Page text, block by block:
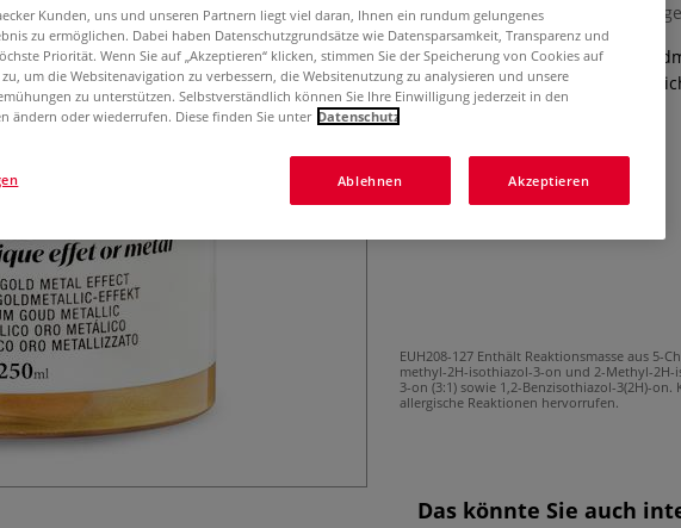
0
Acrylmedium mit intensivem
edle Akzente. Schnelltrocknend,
Dose.
Mehr
EUH208-127 Enthält Reaktionsmasse aus 5-
methyl-2H-isothiazol-3-on und 2-Methyl-2H-
3-on (3:1) sowie 1,2-Benzisothiazol-3(2H)-on.
allergische Reaktionen hervorrufen.
Das könnte Sie auch
Kunden, uns und unseren Partnern liegt viel daran, Ihnen ein rundum gelungenes
zu ermöglichen. Dabei haben Datenschutzgrundsätze wie Datensparsamkeit, Transparenz und
Priorität. Wenn Sie auf „Akzeptieren“ klicken, stimmen Sie der Speicherung von Cookies auf
zu, um die Websitenavigation zu verbessern, die Websitenutzung zu analysieren und unsere
zu unterstützen. Selbstverständlich können Sie Ihre Einwilligung jederzeit in den
ändern oder wiederrufen. Diese finden Sie unter Datenschutz
Ablehnen Akzeptieren